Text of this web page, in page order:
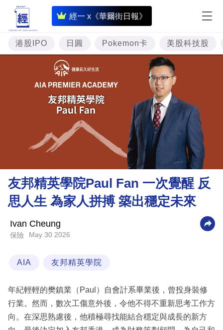
經一 x《華爾街日報》
即
時
財
經
專
題
投
樓
理
財
商
科
生
活
港股IPO 日圓 Pokemon卡 美股科技股
友邦精英學院Paul Fan 一次覺醒 反
思人生 為家人拼搏 築出穩定未來
Ivan Cheung
保險 May 30 2026
AIA 友邦精英學院
年紀輕輕的樊鎮業（Paul）自會計系畢業後，曾投身裝修
行業。然而，數次工傷意外後，令他不得不重新思考工作方
向。在深思熟慮後，他積極尋找能結合穩定與成長的新方